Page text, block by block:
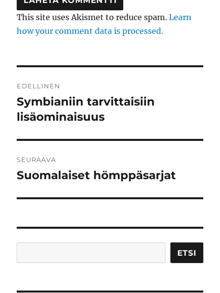
This site uses Akismet to reduce spam.Learn
how your comment data is processed.
selaus
EDELLINEN
Edellinen
artikkeli:
Symbianiin tarvittaisiin
lisäominaisuus
SEURAAVA
Seuraava
Suomalaiset hömppäsarjat
ETSI